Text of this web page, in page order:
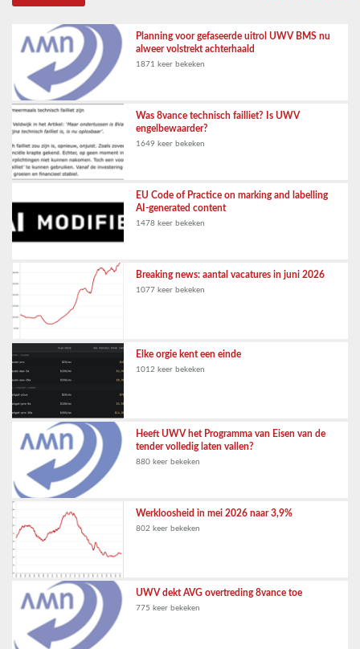
Planning voor gefaseerde uitrol UWV BMS nu
alweer volstrekt achterhaald
1871 keer bekeken
Was 8vance technisch failliet? Is UWV
engelbewaarder?
1649 keer bekeken
EU Code of Practice on marking and labelling
AI-generated content
1478 keer bekeken
Breaking news: aantal vacatures in juni 2026
1077 keer bekeken
Elke orgie kent een einde
1012 keer bekeken
Heeft UWV het Programma van Eisen van de
tender volledig laten vallen?
880 keer bekeken
Werkloosheid in mei 2026 naar 3,9%
802 keer bekeken
UWV dekt AVG overtreding 8vance toe
775 keer bekeken